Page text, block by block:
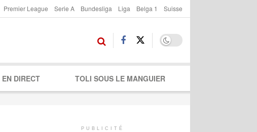
Premier League Serie A Bundesliga Liga Belga 1 Suisse
EN DIRECT TOLI SOUS LE MANGUIER
PUBLICITÉ